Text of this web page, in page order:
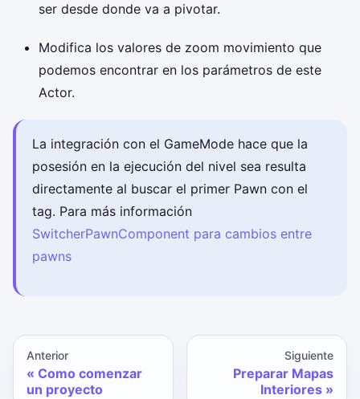
ser desde donde va a pivotar.
Modifica los valores de zoom movimiento que
podemos encontrar en los parámetros de este
Actor.
La integración con el GameMode hace que la
posesión en la ejecución del nivel sea resulta
directamente al buscar el primer Pawn con el
tag. Para más información
SwitcherPawnComponent para cambios entre
pawns
Anterior
Como comenzar
un proyecto
Siguiente
Preparar Mapas
Interiores